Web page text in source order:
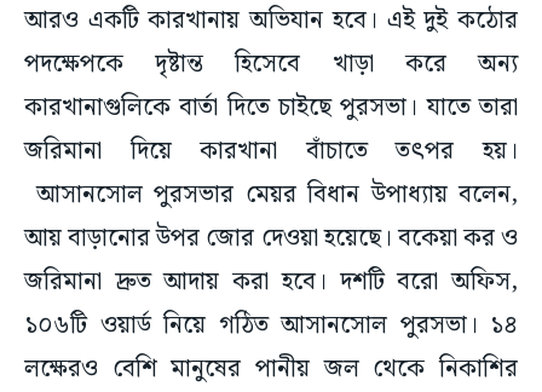
আরও একটি কারখানায় অভিযান হবে। এই দুই কঠোর
পদক্ষেপকে দৃষ্টান্ত হিসেবে খাড়া করে অন্য
কারখানাগুলিকে বার্তা দিতে চাইছে পুরসভা। যাতে তারা
জরিমানা দিয়ে কারখানা বাঁচাতে তৎপর হয়।
আসানসোল পুরসভার মেয়র বিধান উপাধ্যায় বলেন,
আয় বাড়ানোর উপর জোর দেওয়া হয়েছে। বকেয়া কর ও
জরিমানা দ্রুত আদায় করা হবে। দশটি বরো অফিস,
১০৬টি ওয়ার্ড নিয়ে গঠিত আসানসোল পুরসভা। ১৪
লক্ষেরও বেশি মানুষের পানীয় জল থেকে নিকাশির